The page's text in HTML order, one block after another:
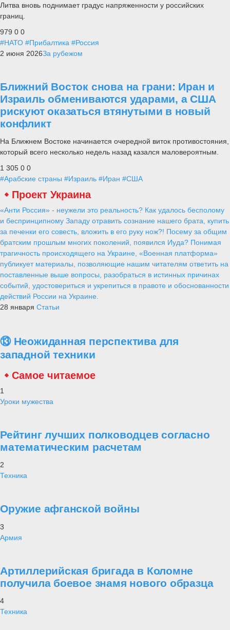
Литва вновь поднимает градус напряженности у российских
границ.
979 0 0
#НАТО #Прибалтика #Россия
2 июня 2026За рубежом
Ближний Восток снова на грани: Иран и
Израиль обмениваются ударами, а США
рискуют оказаться втянутыми в новый
конфликт
На Ближнем Востоке начинается очередной виток противостояния,
который всего несколько недель назад казался маловероятным.
1 305 0 0
#Арабские страны #Израиль #Иран #США
Проект Украина
«Анти Россия» - неужели это реальность? Как удалось бесполому
и беспринципному Западу отравить сознание нашего брата, купить
за печенки его совесть, вложить в его руку нож?! Посему за общим
братским прошлым многих поколений, появился Иуда? Понимая
трагичность происходящего на Украине, «Военная платформа»
публикует материалы, позволяющие нашим читателям ответить на
поставленные выше вопросы, разобраться в истинных причинах
событий, удостовериться и укрепиться в правоте и обоснованности
действий России на Украине.
28 января Статьи
⑬ Неожиданная перспектива для
западной техники
Самое читаемое
1
Уроки мужества
Рейтинг лучших полководцев согласно
математическим расчетам
2
Техника
Оружие афганской войны
3
Армия
Артиллерийская бригада в Коломне
получила боевое знамя нового образца
4
Техника